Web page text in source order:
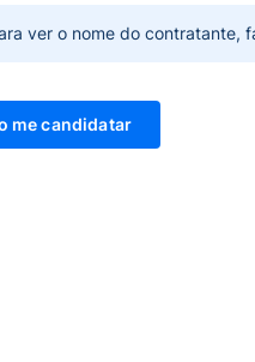
ver o nome do contratante,
me candidatar